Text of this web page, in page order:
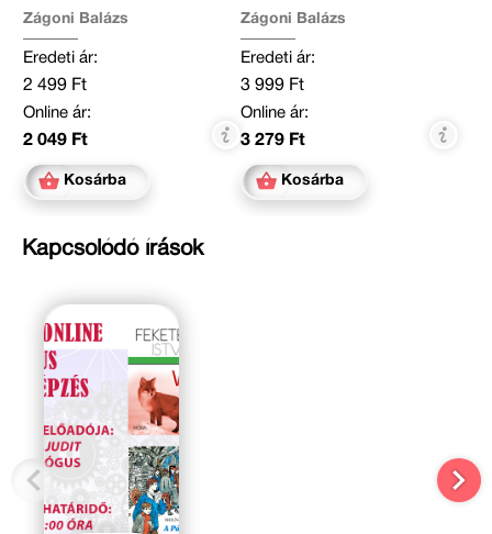
Zágoni Balázs
Eredeti ár:
2 499 Ft
Online ár:
2 049 Ft
Kosárba
Zágoni Balázs
Eredeti ár:
3 999 Ft
Online ár:
3 279 Ft
Kosárba
Kapcsolódó írások